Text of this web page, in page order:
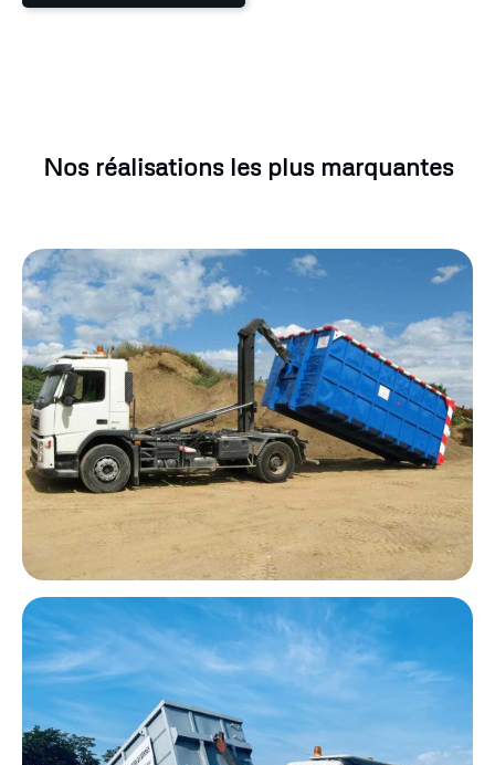
Nos réalisations les plus marquantes